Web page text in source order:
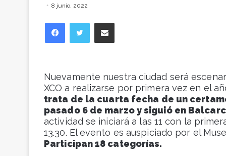
8 junio, 2022
Facebook
Nuevamente nuestra ciudad será
XCO a realizarse por primera vez en el
trata de la cuarta fecha de un
pasado 6 de marzo y siguió en
actividad se iniciará a las 11 con la
13.30. El evento es auspiciado por el
Participan 18 categorías.